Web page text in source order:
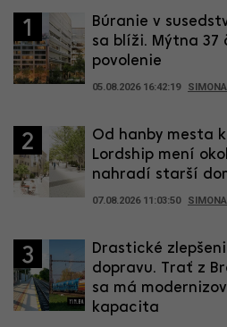
1
Búranie v
sa blíži. Mýtna 37
povolenie
05.08.2026 16:42:19
2
Od hanby mesta
Lordship mení
nahradí starší
07.08.2026 11:03:50
3
Drastické
dopravu. Trať z
sa má
kapacita